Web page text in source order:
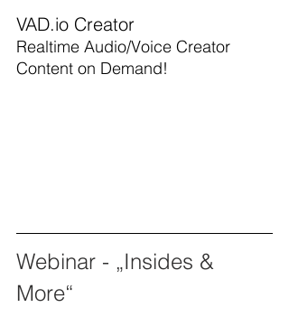
VAD.io Creator
Realtime Audio/Voice Creator
Content on Demand!
Webinar - „Insides &
More“